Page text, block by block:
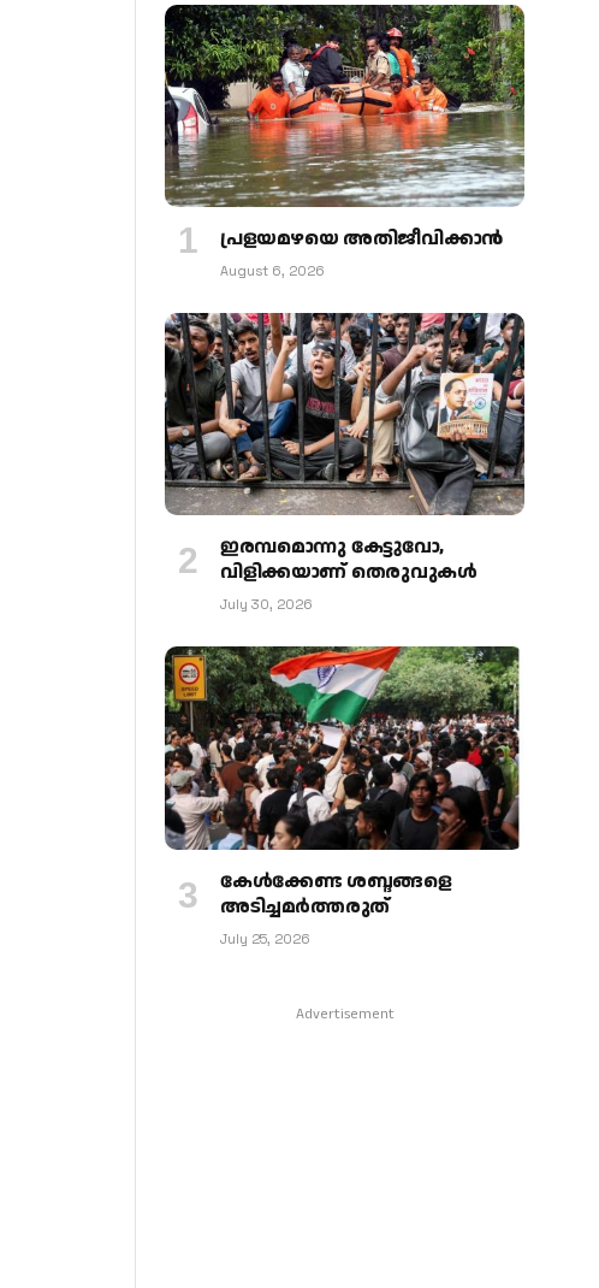
പ്രളയമഴയെ അതിജീവിക്കാന്‍
August 6, 2026
ഇരമ്പമൊന്നു കേട്ടുവോ,
വിളിക്കയാണ് തെരുവുകള്‍
July 30, 2026
കേള്‍ക്കേണ്ട ശബ്ദങ്ങളെ
അടിച്ചമര്‍ത്തരുത്
July 25, 2026
Advertisement